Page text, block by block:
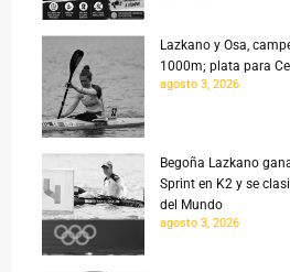
Lazkano y Osa,
1000m; plata para
agosto 3, 2026
Begoña Lazkano
Sprint en K2 y se
del Mundo
agosto 3, 2026